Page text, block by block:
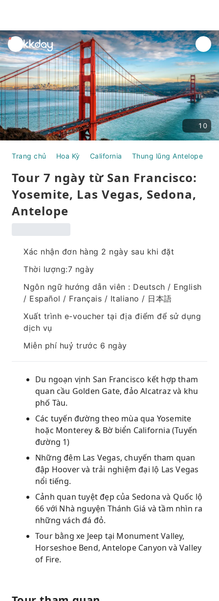
unread
notifications
10
Trang chủ Hoa Kỳ California Thung lũng Antelope
Tour 7 ngày từ San Francisco:
Yosemite, Las Vegas, Sedona,
Antelope
Xác nhận đơn hàng 2 ngày sau khi đặt
Thời lượng:7 ngày
Ngôn ngữ hướng dẫn viên : Deutsch / English
/ Español / Français / Italiano / 日本語
Xuất trình e-voucher tại địa điểm để sử dụng
dịch vụ
Miễn phí huỷ trước 6 ngày
Du ngoạn vịnh San Francisco kết hợp tham
quan cầu Golden Gate, đảo Alcatraz và khu
phố Tàu.
Các tuyến đường theo mùa qua Yosemite
hoặc Monterey & Bờ biển California (Tuyến
đường 1)
Những đêm Las Vegas, chuyến tham quan
đập Hoover và trải nghiệm đại lộ Las Vegas
nổi tiếng.
Cảnh quan tuyệt đẹp của Sedona và Quốc lộ
66 với Nhà nguyện Thánh Giá và tầm nhìn ra
những vách đá đỏ.
Tour bằng xe Jeep tại Monument Valley,
Horseshoe Bend, Antelope Canyon và Valley
of Fire.